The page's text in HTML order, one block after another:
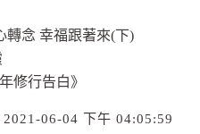
轉念 幸福跟著來(下)
修行告白》
2021-06-04 下午 04:05:59